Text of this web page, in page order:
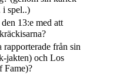
i spel..)
13:e med att
från sin
jakten) och Los
Fame)?